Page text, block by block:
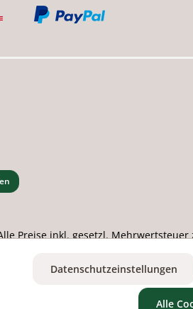
Preise inkl. gesetzl. Mehrwertsteuer
Datenschutzeinstellungen
Alle